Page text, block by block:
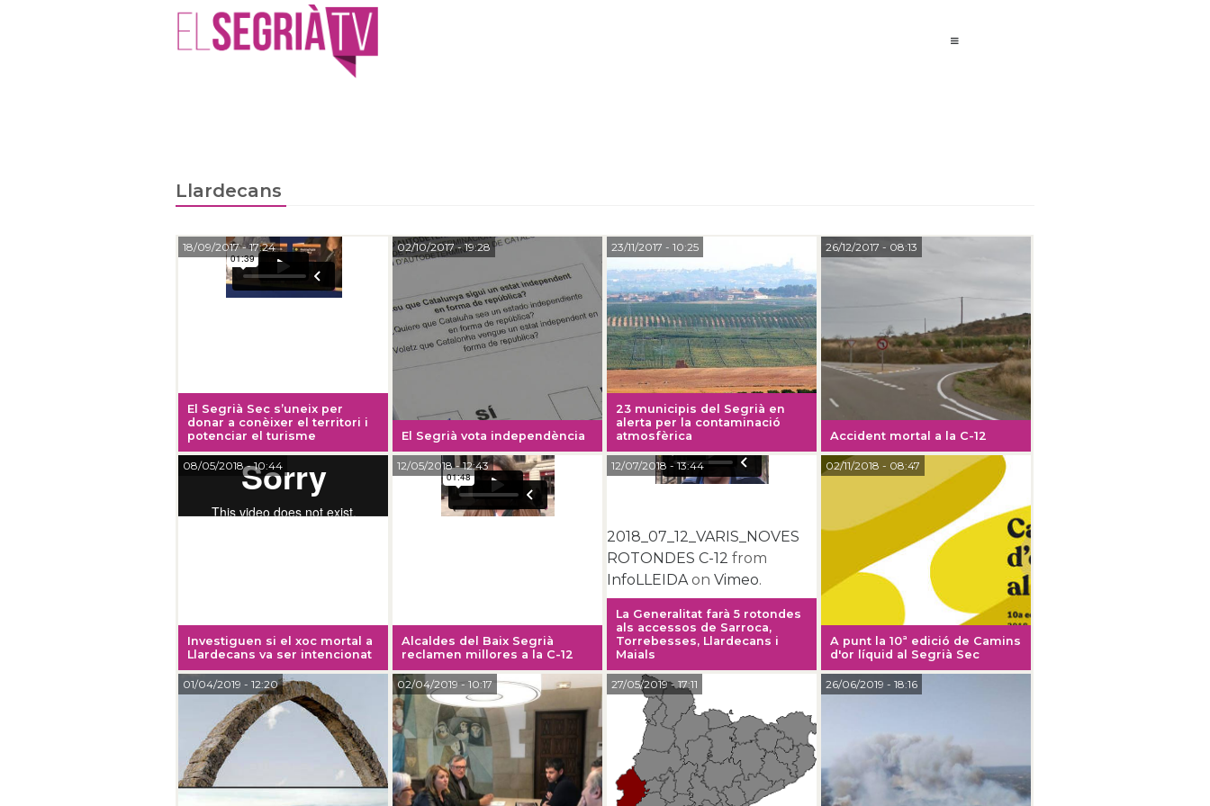
Llardecans
El Segrià Sec s’uneix per
donar a conèixer el territori i
potenciar el turisme
18/09/2017- 17:24
El Segrià vota independència
02/10/2017- 19:28
23 municipis del Segrià en
alerta per la contaminació
atmosfèrica
23/11/2017 - 10:25
Accident mortal a la C-12
26/12/2017 - 08:13
Investiguen si el xoc mortal a
Llardecans va ser intencionat
08/05/2018- 10:44
Alcaldes del Baix Segrià
reclamen millores a la C-12
12/05/2018- 12:43
2018_07_12_VARIS_NOVES
ROTONDES C-12 from
InfoLLEIDAon Vimeo.
La Generalitat farà 5 rotondes
als accessos de Sarroca,
Torrebesses, Llardecans i
Maials
12/07/2018 - 13:44
A punt la 10ª edició de Camins
d'or líquid al Segrià Sec
02/11/2018 - 08:47
01/04/2019 - 12:20 02/04/2019 - 10:17 27/05/2019- 17:11 26/06/2019 - 18:16